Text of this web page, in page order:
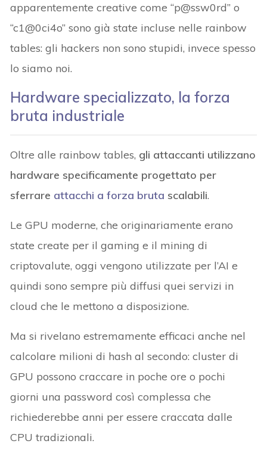
apparentemente creative come “p@ssw0rd” o
“c1@0ci4o” sono già state incluse nelle rainbow
tables: gli hackers non sono stupidi, invece spesso
lo siamo noi.
Hardware specializzato, la forza
bruta industriale
Oltre alle rainbow tables, gli attaccanti utilizzano
hardware specificamente progettato per
sferrare attacchi a forza bruta scalabili.
Le GPU moderne, che originariamente erano
state create per il gaming e il mining di
criptovalute, oggi vengono utilizzate per l’AI e
quindi sono sempre più diffusi quei servizi in
cloud che le mettono a disposizione.
Ma si rivelano estremamente efficaci anche nel
calcolare milioni di hash al secondo: cluster di
GPU possono craccare in poche ore o pochi
giorni una password così complessa che
richiederebbe anni per essere craccata dalle
CPU tradizionali.